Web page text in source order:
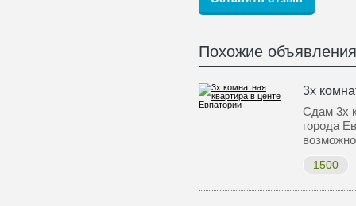
Похожие объявления
3х
Сдам 3х
города
1500